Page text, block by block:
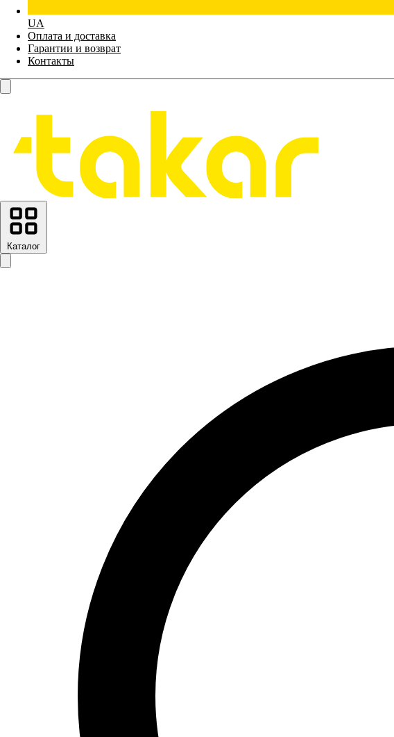
UA
Оплата и доставка
Гарантии и возврат
Контакты
Каталог